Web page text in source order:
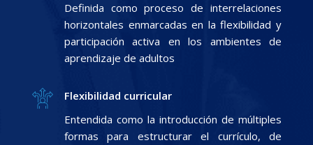
Definida como proceso de interrelaciones
horizontales enmarcadas en la flexibilidad y
participación activa en los ambientes de
aprendizaje de adultos
Flexibilidad curricular
Entendida como la introducción de múltiples
formas para estructurar el currículo, de